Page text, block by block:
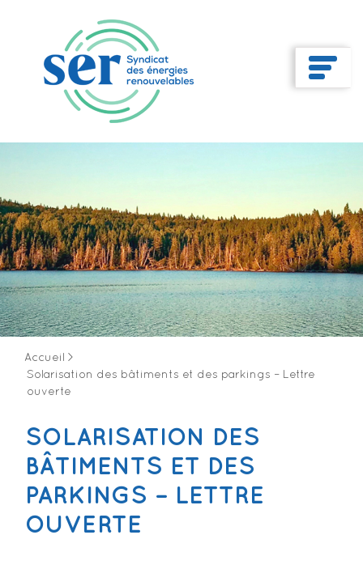
Accueil
>
Solarisation des bâtiments et des parkings – Lettre
ouverte
SOLARISATION DES
BÂTIMENTS ET DES
PARKINGS – LETTRE
OUVERTE